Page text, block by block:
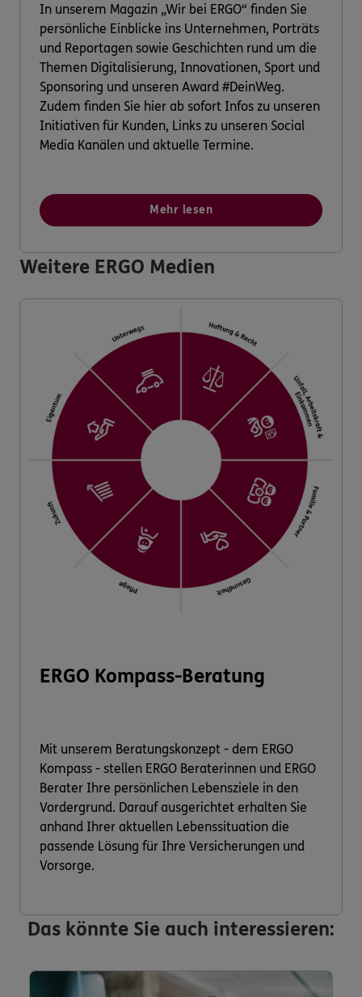
In unserem Magazin „Wir bei ERGO“ finden Sie
persönliche Einblicke ins Unternehmen, Porträts
und Reportagen sowie Geschichten rund um die
Themen Digitalisierung, Innovationen, Sport und
Sponsoring und unseren Award #DeinWeg.
Zudem finden Sie hier ab sofort Infos zu unseren
Initiativen für Kunden, Links zu unseren Social
Media Kanälen und aktuelle Termine.
Mehr lesen
Weitere ERGO Medien
ERGO Kompass-Beratung
Mit unserem Beratungskonzept - dem ERGO
Kompass - stellen ERGO Beraterinnen und ERGO
Berater Ihre persönlichen Lebensziele in den
Vordergrund. Darauf ausgerichtet erhalten Sie
anhand Ihrer aktuellen Lebenssituation die
passende Lösung für Ihre Versicherungen und
Vorsorge.
Das könnte Sie auch interessieren: